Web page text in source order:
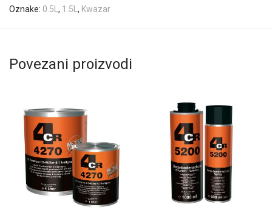
Oznake: 0.5L , 1.5L , Kwazar
Povezani proizvodi